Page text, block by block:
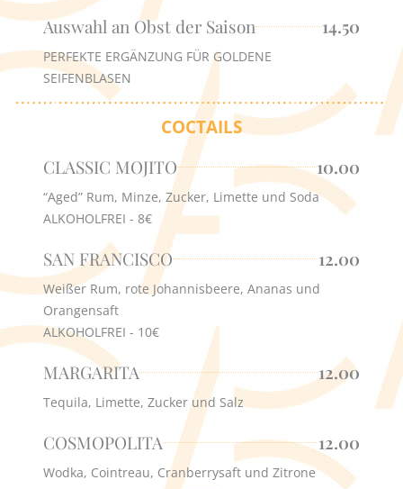
Auswahl an Obst der Saison 14.50
PERFEKTE ERGÄNZUNG FÜR GOLDENE
SEIFENBLASEN
COCTAILS
CLASSIC MOJITO 10.00
“Aged” Rum, Minze, Zucker, Limette und Soda
ALKOHOLFREI - 8€
SAN FRANCISCO 12.00
Weißer Rum, rote Johannisbeere, Ananas und
Orangensaft
ALKOHOLFREI - 10€
MARGARITA 12.00
Tequila, Limette, Zucker und Salz
COSMOPOLITA 12.00
Wodka, Cointreau, Cranberrysaft und Zitrone